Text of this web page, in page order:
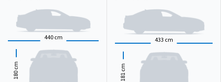
440 cm
180
cm
433 cm
181
cm